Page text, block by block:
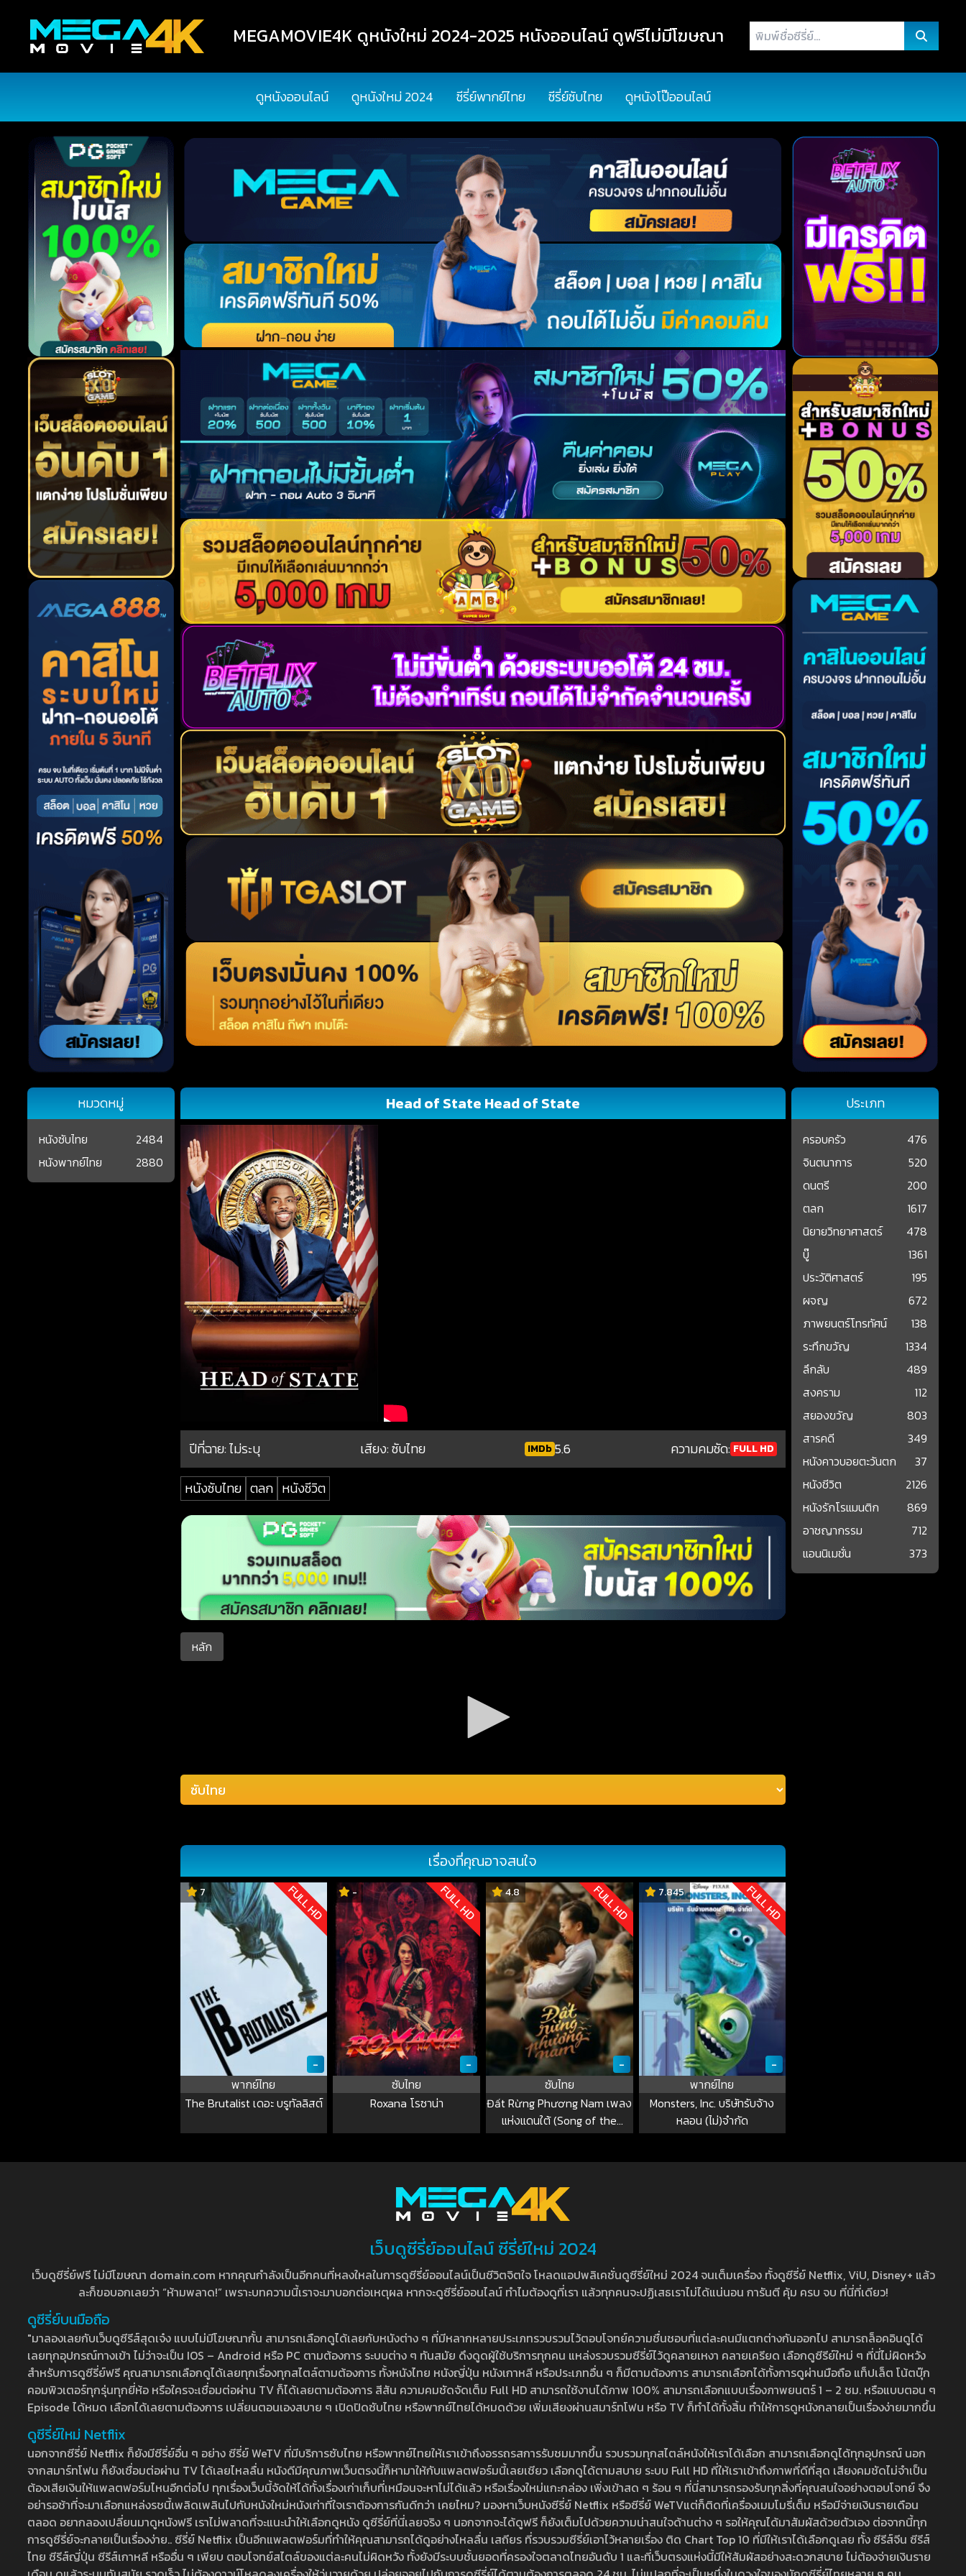
MEGAMOVIE4K ดูหนังใหม่ 2024-2025 หนังออนไลน์ ดูฟรีไม่มีโฆษณา
พิมพ์
ชื่อ
ดูหนังออนไลน์ ดูหนังใหม่ 2024 ซีรี่ย์พากย์ไทย ซีรี่ย์ซับไทย ดูหนังโป๊ออนไลน์
Head of State Head of State
ปีที่ฉาย:ไม่ระบุ เสียง: ซับไทย IMDb 5.6 ความคมชัด: FULL HD
หนังซับไทย ตลก หนังชีวิต
หลัก
หมวดหมู่
หนังซับไทย
2484
หนังพากย์ไทย
2880
ประเภท
ครอบครัว
476
จินตนาการ
520
ดนตรี
200
ตลก
1617
นิยายวิทยาศาสตร์
478
บู๊
1361
ประวัติศาสตร์
195
ผจญ
672
ภาพยนตร์โทรทัศน์
138
ระทึกขวัญ
1334
ลึกลับ
489
สงคราม
112
สยองขวัญ
803
สารคดี
349
หนังคาวบอยตะวันตก
37
หนังชีวิต
2126
หนังรักโรแมนติก
869
อาชญากรรม
712
แอนนิเมชั่น
373
เรื่องที่คุณอาจสนใจ
7 FULL HD
-
พากย์ไทย
The Brutalist เดอะ บรูทัลลิสต์
- FULL HD
-
ซับไทย
Roxana โรซาน่า
4.8 FULL HD
-
ซับไทย
Đất Rừng Phương Nam เพลง
แห่งแดนใต้ (Song of the
South)
7.845 FULL HD
-
พากย์ไทย
Monsters, Inc. บริษัทรับจ้าง
หลอน (ไม่)จำกัด
เว็บดูซีรี่ย์ออนไลน์ ซีรี่ย์ใหม่ 2024
เว็บดูซีรี่ย์ฟรี ไม่มีโฆษณา domain.com หากคุณกำลังเป็นอีกคนที่หลงใหลในการดูซีรี่ย์ออนไลน์เป็นชีวิตจิตใจ โหลดแอปพลิเคชั่นดูซีรี่ย์ใหม่ 2024 จนเต็มเครื่อง ทั้งดูซีรี่ย์ Netflix, ViU, Disney+ แล้ว
ละก็ขอบอกเลยว่า “ห้ามพลาด!” เพราะบทความนี้เราจะมาบอกต่อเหตุผล หากจะดูซีรี่ย์ออนไลน์ ทำไมต้องดูที่เรา แล้วทุกคนจะปฏิเสธเราไม่ได้แน่นอน การันตี คุ้ม ครบ จบ ที่นี่ที่เดียว!
ดูซีรี่ย์บนมือถือ
"มาลองเลยกับเว็บดูซีรีส์สุดเจ๋ง แบบไม่มีโฆษณากั้น สามารถเลือกดูได้เลยกับหนังต่าง ๆ ที่มีหลากหลายประเภทรวบรวมไว้ตอบโจทย์ความชื่นชอบที่แต่ละคนมีแตกต่างกันออกไป สามารถล็อคอินดูได้
เลยทุกอุปกรณ์ทางเข้า ไม่ว่าจะเป็น IOS – Android หรือ PC ตามต้องการ ระบบต่าง ๆ ทันสมัย ดึงดูดผู้ใช้บริการทุกคน แหล่งรวบรวมซีรี่ย์ไว้ดูคลายเหงา คลายเครียด เลือกดูซีรีย์ใหม่ ๆ ที่นี่ไม่ผิดหวัง
สำหรับการดูซีรี่ย์ฟรี คุณสามารถเลือกดูได้เลยทุกเรื่องทุกสไตล์ตามต้องการ ทั้งหนังไทย หนังญี่ปุ่น หนังเกาหลี หรือประเภทอื่น ๆ ก็มีตามต้องการ สามารถเลือกได้ทั้งการดูผ่านมือถือ แท็ปเล็ต โน้ตบุ๊ก
คอมพิวเตอร์ทุกรุ่นทุกยี่ห้อ หรือใครจะเชื่อมต่อผ่าน TV ก็ได้เลยตามต้องการ สีสัน ความคมชัดจัดเต็ม Full HD สามารถใช้งานได้ภาพ 100% สามารถเลือกแบบเรื่องภาพยนตร์ 1 – 2 ชม. หรือแบบตอน ๆ
Episode ได้หมด เลือกได้เลยตามต้องการ เปลี่ยนตอนเองสบาย ๆ เปิดปิดซับไทย หรือพากย์ไทยได้หมดด้วย เพิ่มเสียงผ่านสมาร์ทโฟน หรือ TV ก็ทำได้ทั้งสิ้น ทำให้การดูหนังกลายเป็นเรื่องง่ายมากขึ้น
ดูซีรี่ย์ใหม่ Netflix
นอกจากซีรี่ย์ Netflix ก็ยังมีซีรี่ย์อื่น ๆ อย่าง ซีรี่ย์ WeTV ที่มีบริการซับไทย หรือพากย์ไทยให้เราเข้าถึงอรรถรสการรับชมมากขึ้น รวบรวมทุกสไตล์หนังให้เราได้เลือก สามารถเลือกดูได้ทุกอุปกรณ์ นอก
จากสมาร์ทโฟน ก็ยังเชื่อมต่อผ่าน TV ได้เลยไหลลื่น หนังดีมีคุณภาพเว็บตรงนี้ก็หามาให้กับแพลตฟอร์มนี้เลยเชียว เลือกดูได้ตามสบาย ระบบ Full HD ที่ให้เราเข้าถึงภาพที่ดีที่สุด เสียงคมชัดไม่จำเป็น
ต้องเสียเงินให้แพลตฟอร์มไหนอีกต่อไป ทุกเรื่องเว็บนี้จัดให้ได้ทั้งเรื่องเก่าเก็บที่เหมือนจะหาไม่ได้แล้ว หรือเรื่องใหม่แกะกล่อง เพิ่งเข้าสด ๆ ร้อน ๆ ที่นี่สามารถรองรับทุกสิ่งที่คุณสนใจอย่างตอบโจทย์ จึง
อย่ารอช้าที่จะมาเลือกแหล่งรชนี้เพลิดเพลินไปกับหนังใหม่หนังเก่าที่ใจเราต้องการกันดีกว่า เคยไหม? มองหาเว็บหนังซีรี่ย์ Netflix หรือซีรี่ย์ WeTVแต่ก็ติดที่เครื่องเมมโมรี่เต็ม หรือมีจ่ายเงินรายเดือน
ตลอด อยากลองเปลี่ยนมาดูหนังฟรี เราไม่พลาดที่จะแนะนำให้เลือกดูหนัง ดูซีรี่ย์ที่นี่เลยจริง ๆ นอกจากจะได้ดูฟรี ก็ยังเต็มไปด้วยความน่าสนใจด้านต่าง ๆ รอให้คุณได้มาสัมผัสด้วยตัวเอง ต่อจากนี้ทุก
การดูซีรี่ย์จะกลายเป็นเรื่องง่าย.. ซีรี่ย์ Netflix เป็นอีกแพลตฟอร์มที่ทำให้คุณสามารถได้ดูอย่างไหลลื่น เสถียร ที่รวบรวมซีรี่ย์เอาไว้หลายเรื่อง ติด Chart Top 10 ที่มีให้เราได้เลือกดูเลย ทั้ง ซีรีส์จีน ซีรีส์
ไทย ซีรีส์ญี่ปุ่น ซีรีส์เกาหลี หรืออื่น ๆ เพียบ ตอบโจทย์สไตล์ของแต่ละคนไม่ผิดหวัง ทั้งยังมีระบบชั้นยอดที่ครองใจตลาดไทยอันดับ 1 และที่เว็บตรงแห่งนี้มีให้สัมผัสอย่างสะดวกสบาย ไม่ต้องจ่ายเงินราย